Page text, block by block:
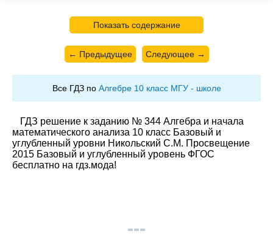
Показать содержание
← Предыдущее Следующее →
Все ГДЗ по Алгебре 10 класс МГУ - школе
ГДЗ решение к заданию № 344 Алгебра и начала
математического анализа 10 класс Базовый и
углубленный уровни Никольский С.М. Просвещение
2015 Базовый и углубленный уровень ФГОС
бесплатно на гдз.мода!